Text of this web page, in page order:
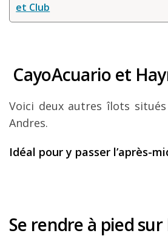
et Club
CayoAcuario et
Voici deux autres îlots
Andres.
Idéal pour y passer l’après-
Se rendre à pied sur